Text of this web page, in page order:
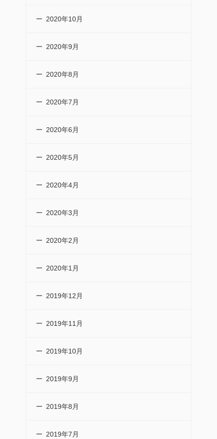
2020年10月
2020年9月
2020年8月
2020年7月
2020年6月
2020年5月
2020年4月
2020年3月
2020年2月
2020年1月
2019年12月
2019年11月
2019年10月
2019年9月
2019年8月
2019年7月